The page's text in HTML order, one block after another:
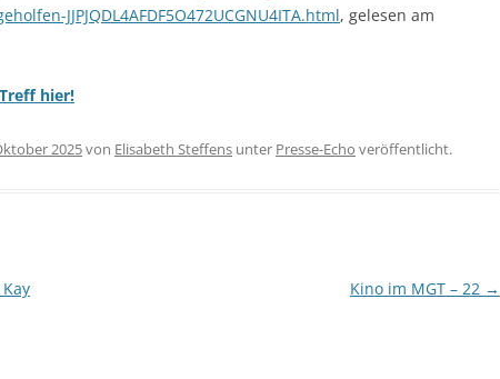
JJPJQDL4AFDF5O472UCGNU4ITA.html, gelesen am
hier!
2025von Elisabeth Steffens unter Presse-Echo veröffentlicht.
Kino im MGT – 22 →